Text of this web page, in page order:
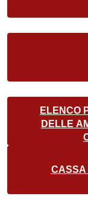
ELENCO
DELLE
CASSA